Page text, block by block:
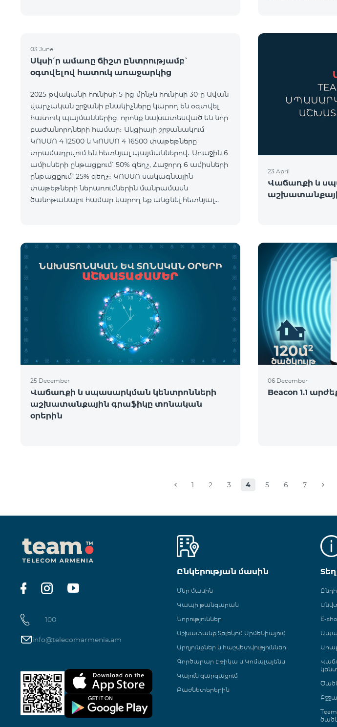
03 June
Սկսի՛ր ամառը ճիշտ ընտրությամբ՝
օգտվելով հատուկ առաջարկից
2025 թվականի հունիսի 5-ից մինչև հունիսի 30-ը Ավան
վարչական շրջանի բնակիչները կարող են օգտվել
հատուկ պայմաններից, որոնք նախատեսված են նոր
բաժանորդների համար։ Ակցիայի շրջանակում
ԿՈՍՄՈ 4 12500 և ԿՈՍՄՈ 4 16500 փաթեթները
տրամադրվում են հետևյալ պայմաններով․ Առաջին 6
ամիսների ընթացքում՝ 50% զեղչ, Հաջորդ 6 ամիսների
ընթացքում՝ 25% զեղչ։ ԿՈՍՄՈ սակագնային
փաթեթների ներառումներին մանրամասն
ծանոթանալու համար կարող եք անցնել հետևյալ
23 April
Վաճառքի և
25 December
Վաճառքի և սպասարկման կենտրոնների
աշխատանքային գրաֆիկը տոնական
օրերին
06 December
Beacon 1.1
1 2 3 4 5 6 7
100
info@telecomarmenia.am
Ընկերության մասին
Մեր մասին
Կապի թանգարան
Նորություններ
Աշխատանք Տելեկոմ Արմենիայում
Արդյունքներ և հաշվետվություններ
Գործարար Էթիկա և Կոմպլայենս
Կայուն զարգացում
Բաժնետերերին
E-